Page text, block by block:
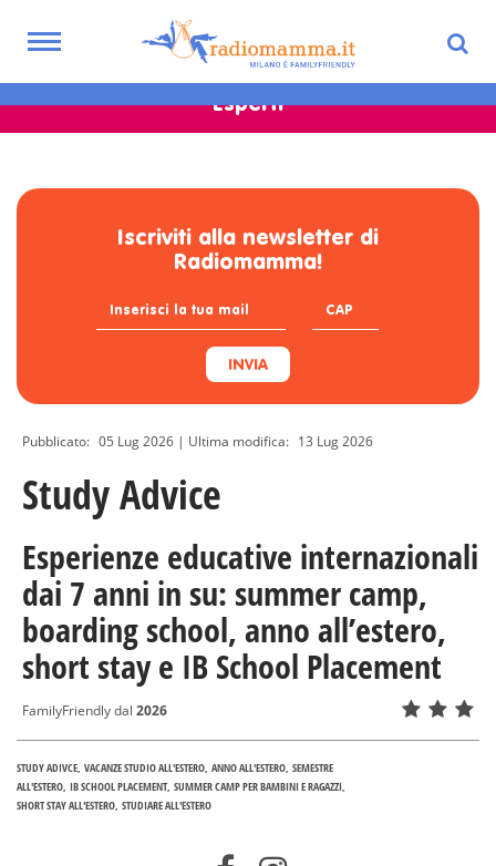
main
Toggle
Esperti
Iscriviti alla newsletter di
Radiomamma!
INVIA
Pubblicato: 05 Lug 2026 | Ultima modifica: 13 Lug 2026
Study Advice
Esperienze educative internazionali
dai 7 anni in su: summer camp,
boarding school, anno all’estero,
short stay e IB School Placement
FamilyFriendly dal 2026
STUDY ADIVCE VACANZE STUDIO ALL'ESTERO ANNO ALL'ESTERO SEMESTRE
ALL'ESTERO IB SCHOOL PLACEMENT SUMMER CAMP PER BAMBINI E RAGAZZI
SHORT STAY ALL'ESTERO STUDIARE ALL'ESTERO